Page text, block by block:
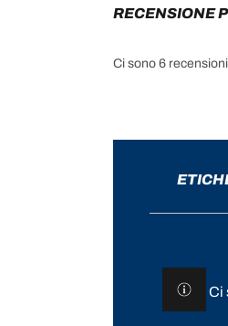
RECENSIONE
Ci sono 6
Ci